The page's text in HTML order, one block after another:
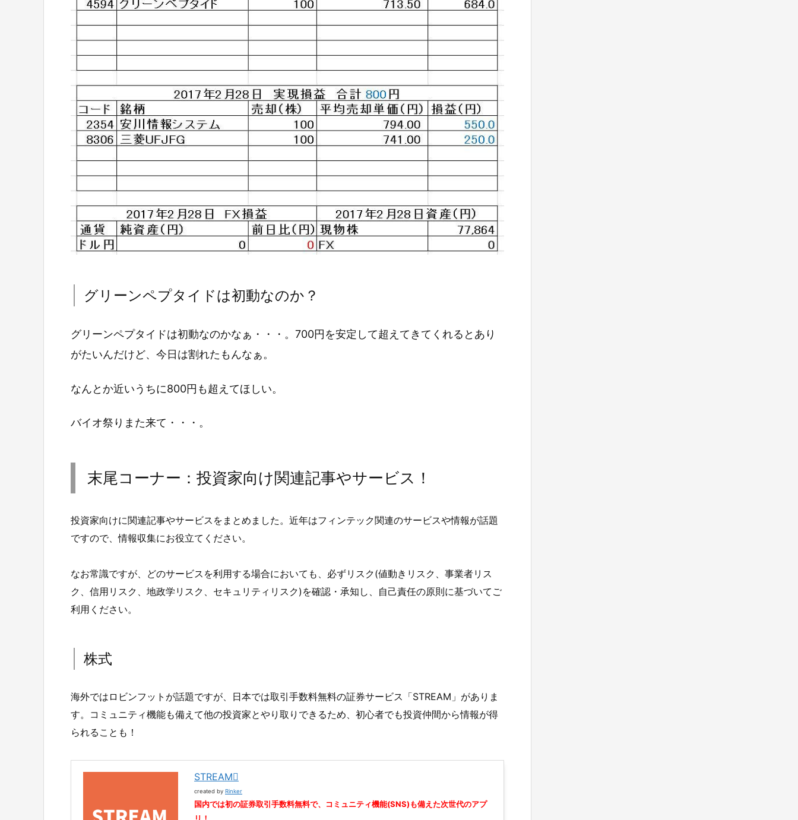
グリーンペプタイドは初動なのか？
グリーンペプタイドは初動なのかなぁ・・・。700円を安定して超えてきてくれるとあり
がたいんだけど、今日は割れたもんなぁ。
なんとか近いうちに800円も超えてほしい。
バイオ祭りまた来て・・・。
末尾コーナー：投資家向け関連記事やサービス！
投資家向けに関連記事やサービスをまとめました。近年はフィンテック関連のサービスや情報が話題
ですので、情報収集にお役立てください。
なお常識ですが、どのサービスを利用する場合においても、必ずリスク(値動きリスク、事業者リス
ク、信用リスク、地政学リスク、セキュリティリスク)を確認・承知し、自己責任の原則に基づいてご
利用ください。
株式
海外ではロビンフットが話題ですが、日本では取引手数料無料の証券サービス「STREAM」がありま
す。コミュニティ機能も備えて他の投資家とやり取りできるため、初心者でも投資仲間から情報が得
られることも！
STREAM
created by Rinker
国内では初の証券取引手数料無料で、コミュニティ機能(SNS)も備えた次世代のアプ